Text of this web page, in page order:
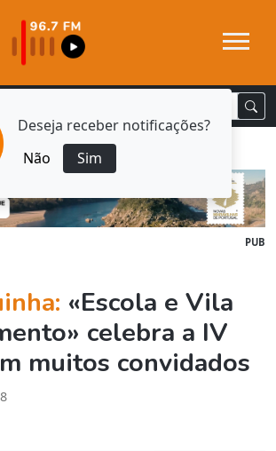
Deseja receber notificações?
Não
Sim
PUB
«Escola e Vila
celebra a IV
muitos convidados